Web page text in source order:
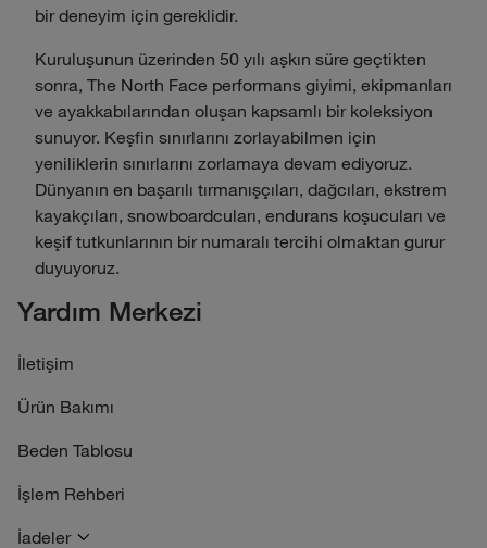
Yardım Merkezi
İletişim
Ürün Bakımı
Beden Tablosu
İşlem Rehberi
İadeler
bir deneyim için gereklidir.
Kuruluşunun üzerinden 50 yılı aşkın süre geçtikten
sonra, The North Face performans giyimi, ekipmanları
ve ayakkabılarından oluşan kapsamlı bir koleksiyon
sunuyor. Keşfin sınırlarını zorlayabilmen için
yeniliklerin sınırlarını zorlamaya devam ediyoruz.
Dünyanın en başarılı tırmanışçıları, dağcıları, ekstrem
kayakçıları, snowboardcuları, endurans koşucuları ve
keşif tutkunlarının bir numaralı tercihi olmaktan gurur
duyuyoruz.